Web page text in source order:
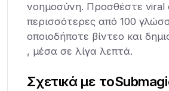
νοημοσύνη. Προσθέστε viral
περισσότερες από 100
οποιοδήποτε βίντεο και
, μέσα σε λίγα λεπτά.
Σχετικά με το